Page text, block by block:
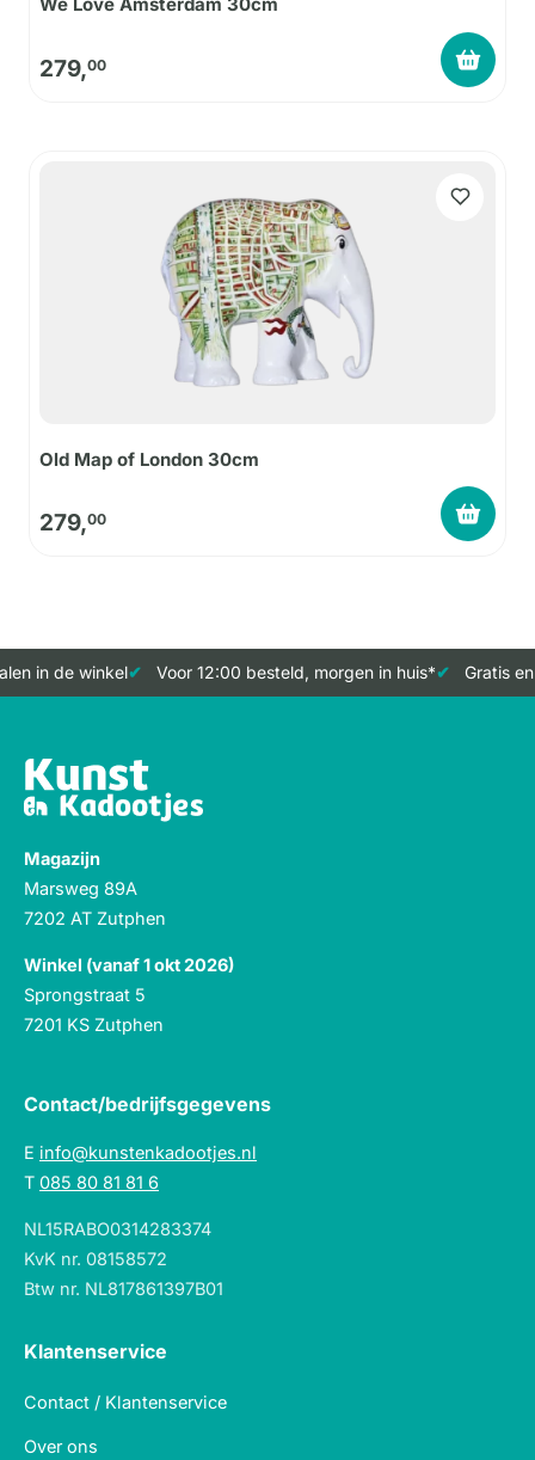
279,00
Old Map of London 30cm
279,00
in de winkel Voor 12:00 besteld, morgen in huis* Gratis
Magazijn
Marsweg 89A
7202 AT Zutphen
Winkel (vanaf 1 okt 2026)
Sprongstraat 5
7201 KS Zutphen
Contact/bedrijfsgegevens
E info@kunstenkadootjes.nl
T 085 80 81 81 6
NL15RABO0314283374
KvK nr. 08158572
Btw nr. NL817861397B01
Klantenservice
Contact / Klantenservice
Over ons